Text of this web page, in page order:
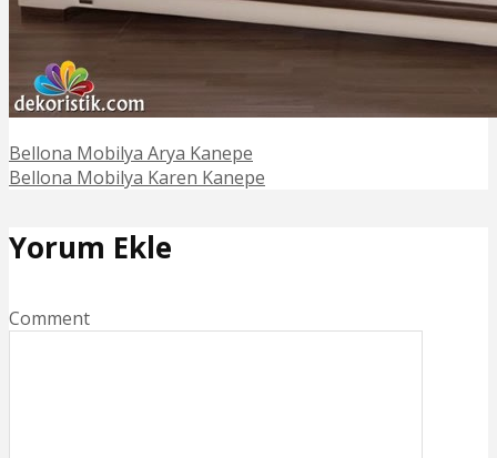
Bellona Mobilya Arya Kanepe
Bellona Mobilya Karen Kanepe
Yorum Ekle
Comment